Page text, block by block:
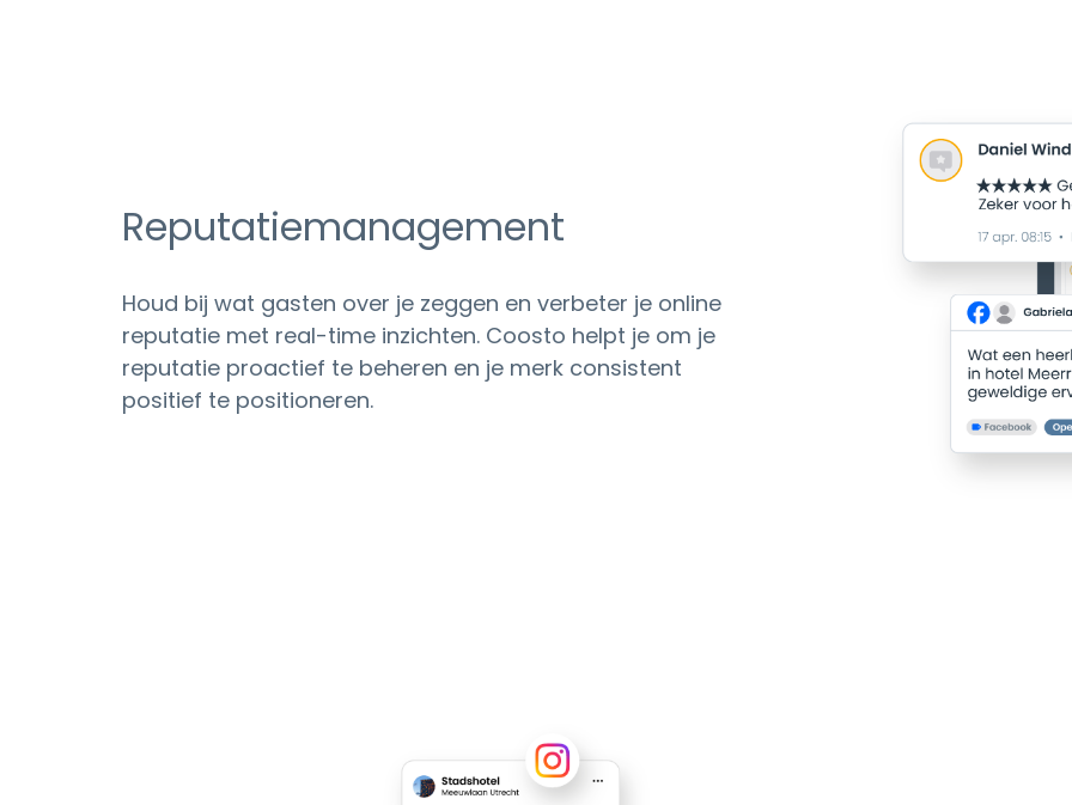
Reputatiemanagement
Houd bij wat gasten over je zeggen en verbeter je online
reputatie met real-time inzichten. Coosto helpt je om je
reputatie proactief te beheren en je merk consistent
positief te positioneren.